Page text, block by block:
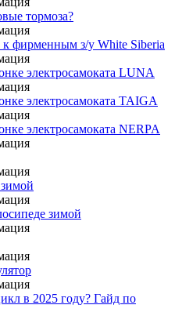
тормоза?
фирменным з/у White Siberia
электросамоката LUNA
электросамоката TAIGA
электросамоката NERPA
зимой
в 2025 году? Гайд по